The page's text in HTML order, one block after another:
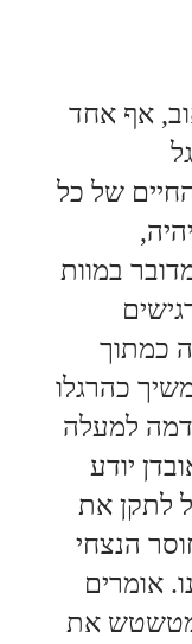
אף אחד
של כל
במוות
כמתוך
כהרגלו
למעלה
יודע
לתקן את
הנצחי
אומרים
מטשטש את